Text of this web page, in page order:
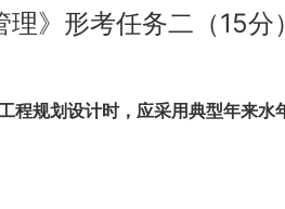
》形考任务二（15分）
程规划设计时，应采用典型年来水